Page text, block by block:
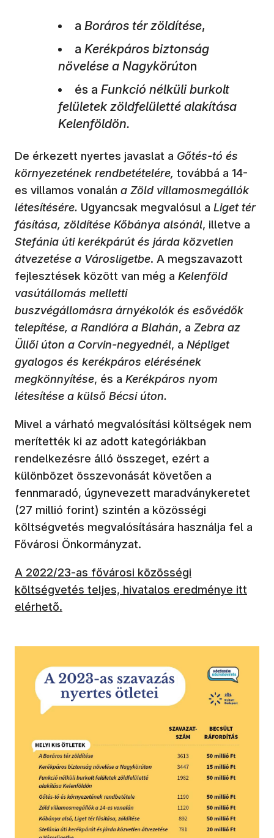
a Boráros tér zöldítése,
a Kerékpáros biztonság
növelése a Nagykörúton
és a Funkció nélküli burkolt
felületek zöldfelületté alakítása
Kelenföldön.
De érkezett nyertes javaslat a Gőtés-tó és
környezetének rendbetételére, továbbá a 14-
es villamos vonalán a Zöld villamosmegállók
létesítésére. Ugyancsak megvalósul a Liget tér
fásítása, zöldítése Kőbánya alsónál, illetve a
Stefánia úti kerékpárút és járda közvetlen
átvezetése a Városligetbe. A megszavazott
fejlesztések között van még a Kelenföld
vasútállomás melletti
buszvégállomásra árnyékolók és esővédők
telepítése, a Randióra a Blahán, a Zebra az
Üllői úton a Corvin-negyednél, a Népliget
gyalogos és kerékpáros elérésének
megkönnyítése, és a Kerékpáros nyom
létesítése a külső Bécsi úton.
Mivel a várható megvalósítási költségek nem
merítették ki az adott kategóriákban
rendelkezésre álló összeget, ezért a
különbözet összevonását követően a
fennmaradó, úgynevezett maradványkeretet
(27 millió forint) szintén a közösségi
költségvetés megvalósítására használja fel a
Fővárosi Önkormányzat.
(új ablakban nyílik meg)
A 2022/23-as fővárosi közösségi
költségvetés teljes, hivatalos eredménye itt
elérhető.